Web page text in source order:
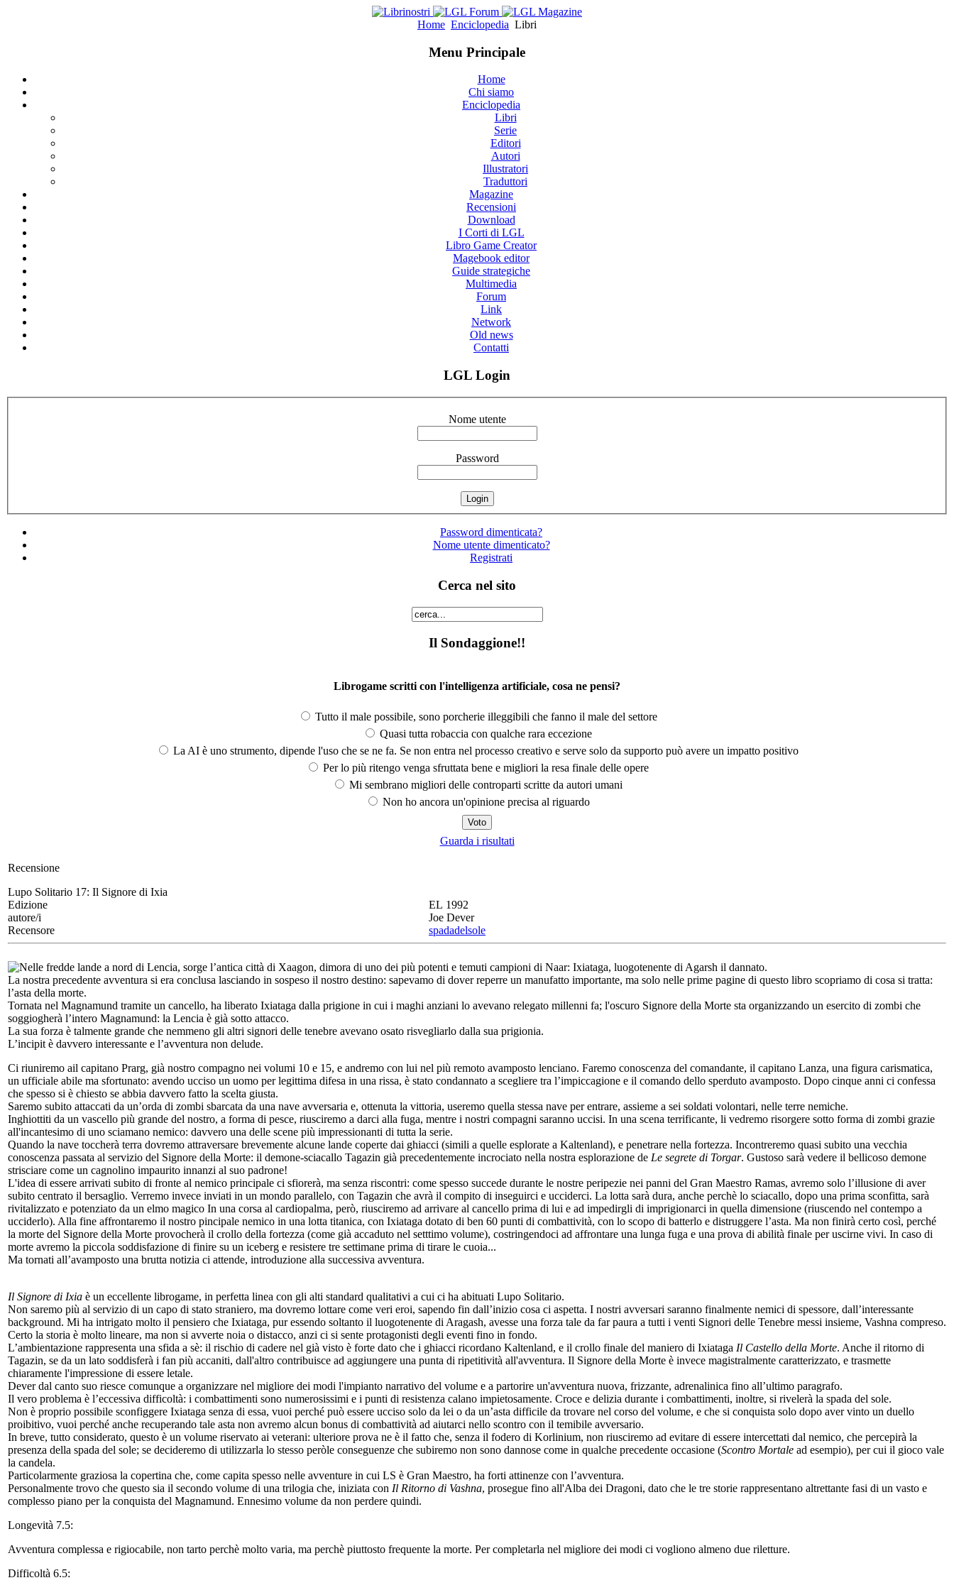
Home Enciclopedia Libri
Menu Principale
Home
Chi siamo
Enciclopedia
Libri
Serie
Editori
Autori
Illustratori
Traduttori
Magazine
Recensioni
Download
I Corti di LGL
Libro Game Creator
Magebook editor
Guide strategiche
Multimedia
Forum
Link
Network
Old news
Contatti
LGL Login
Nome utente
Password
Password dimenticata?
Nome utente dimenticato?
Registrati
Cerca nel sito
Il Sondaggione!!
Librogame scritti con l'intelligenza artificiale, cosa ne pensi?
Tutto il male possibile, sono porcherie illeggibili che fanno il male del settore
Quasi tutta robaccia con qualche rara eccezione
La AI è uno strumento, dipende l'uso che se ne fa. Se non entra nel processo creativo e serve solo da supporto può avere un impatto positivo
Per lo più ritengo venga sfruttata bene e migliori la resa finale delle opere
Mi sembrano migliori delle controparti scritte da autori umani
Non ho ancora un'opinione precisa al riguardo
Guarda i risultati
Recensione
Lupo Solitario 17: Il Signore di Ixia
Edizione
EL 1992
autore/i
Joe Dever
Recensore
spadadelsole
Nelle fredde lande a nord di Lencia, sorge l’antica città di Xaagon, dimora di uno dei più potenti e temuti campioni di Naar: Ixiataga, luogotenente di Agarsh il dannato.
La nostra precedente avventura si era conclusa lasciando in sospeso il nostro destino: sapevamo di dover reperre un manufatto importante, ma solo nelle prime pagine di questo libro scopriamo di cosa si tratta:
l’asta della morte.
Tornata nel Magnamund tramite un cancello, ha liberato Ixiataga dalla prigione in cui i maghi anziani lo avevano relegato millenni fa; l'oscuro Signore della Morte sta organizzando un esercito di zombi che
soggiogherà l’intero Magnamund: la Lencia è già sotto attacco.
La sua forza è talmente grande che nemmeno gli altri signori delle tenebre avevano osato risvegliarlo dalla sua prigionia.
L’incipit è davvero interessante e l’avventura non delude.
Ci riuniremo ail capitano Prarg, già nostro compagno nei volumi 10 e 15, e andremo con lui nel più remoto avamposto lenciano. Faremo conoscenza del comandante, il capitano Lanza, una figura carismatica,
un ufficiale abile ma sfortunato: avendo ucciso un uomo per legittima difesa in una rissa, è stato condannato a scegliere tra l’impiccagione e il comando dello sperduto avamposto. Dopo cinque anni ci confessa
che spesso si è chiesto se abbia davvero fatto la scelta giusta.
Saremo subito attaccati da un’orda di zombi sbarcata da una nave avversaria e, ottenuta la vittoria, useremo quella stessa nave per entrare, assieme a sei soldati volontari, nelle terre nemiche.
Inghiottiti da un vascello più grande del nostro, a forma di pesce, riusciremo a darci alla fuga, mentre i nostri compagni saranno uccisi. In una scena terrificante, li vedremo risorgere sotto forma di zombi grazie
all'incantesimo di uno sciamano nemico: davvero una delle scene più impressionanti di tutta la serie.
Quando la nave toccherà terra dovremo attraversare brevemente alcune lande coperte dai ghiacci (simili a quelle esplorate a Kaltenland), e penetrare nella fortezza. Incontreremo quasi subito una vecchia
conoscenza passata al servizio del Signore della Morte: il demone-sciacallo Tagazin già precedentemente incrociato nella nostra esplorazione de Le segrete di Torgar. Gustoso sarà vedere il bellicoso demone
strisciare come un cagnolino impaurito innanzi al suo padrone!
L'idea di essere arrivati subito di fronte al nemico principale ci sfiorerà, ma senza riscontri: come spesso succede durante le nostre peripezie nei panni del Gran Maestro Ramas, avremo solo l’illusione di aver
subito centrato il bersaglio. Verremo invece inviati in un mondo parallelo, con Tagazin che avrà il compito di inseguirci e ucciderci. La lotta sarà dura, anche perchè lo sciacallo, dopo una prima sconfitta, sarà
rivitalizzato e potenziato da un elmo magico In una corsa al cardiopalma, però, riusciremo ad arrivare al cancello prima di lui e ad impedirgli di imprigionarci in quella dimensione (riuscendo nel contempo a
ucciderlo). Alla fine affrontaremo il nostro pincipale nemico in una lotta titanica, con Ixiataga dotato di ben 60 punti di combattività, con lo scopo di batterlo e distruggere l’asta. Ma non finirà certo così, perché
la morte del Signore della Morte provocherà il crollo della fortezza (come già accaduto nel setttimo volume), costringendoci ad affrontare una lunga fuga e una prova di abilità finale per uscirne vivi. In caso di
morte avremo la piccola soddisfazione di finire su un iceberg e resistere tre settimane prima di tirare le cuoia...
Ma tornati all’avamposto una brutta notizia ci attende, introduzione alla successiva avventura.
Il Signore di Ixia è un eccellente librogame, in perfetta linea con gli alti standard qualitativi a cui ci ha abituati Lupo Solitario.
Non saremo più al servizio di un capo di stato straniero, ma dovremo lottare come veri eroi, sapendo fin dall’inizio cosa ci aspetta. I nostri avversari saranno finalmente nemici di spessore, dall’interessante
background. Mi ha intrigato molto il pensiero che Ixiataga, pur essendo soltanto il luogotenente di Aragash, avesse una forza tale da far paura a tutti i venti Signori delle Tenebre messi insieme, Vashna compreso.
Certo la storia è molto lineare, ma non si avverte noia o distacco, anzi ci si sente protagonisti degli eventi fino in fondo.
L’ambientazione rappresenta una sfida a sè: il rischio di cadere nel già visto è forte dato che i ghiacci ricordano Kaltenland, e il crollo finale del maniero di Ixiataga Il Castello della Morte. Anche il ritorno di
Tagazin, se da un lato soddisferà i fan più accaniti, dall'altro contribuisce ad aggiungere una punta di ripetitività all'avventura. Il Signore della Morte è invece magistralmente caratterizzato, e trasmette
chiaramente l'impressione di essere letale.
Dever dal canto suo riesce comunque a organizzare nel migliore dei modi l'impianto narrativo del volume e a partorire un'avventura nuova, frizzante, adrenalinica fino all’ultimo paragrafo.
Il vero problema è l’eccessiva difficoltà: i combattimenti sono numerosissimi e i punti di resistenza calano impietosamente. Croce e delizia durante i combattimenti, inoltre, si rivelerà la spada del sole.
Non è proprio possibile sconfiggere Ixiataga senza di essa, vuoi perché può essere ucciso solo da lei o da un’asta difficile da trovare nel corso del volume, e che si conquista solo dopo aver vinto un duello
proibitivo, vuoi perché anche recuperando tale asta non avremo alcun bonus di combattività ad aiutarci nello scontro con il temibile avversario.
In breve, tutto considerato, questo è un volume riservato ai veterani: ulteriore prova ne è il fatto che, senza il fodero di Korlinium, non riusciremo ad evitare di essere intercettati dal nemico, che percepirà la
presenza della spada del sole; se decideremo di utilizzarla lo stesso peròle conseguenze che subiremo non sono dannose come in qualche precedente occasione (Scontro Mortale ad esempio), per cui il gioco vale
la candela.
Particolarmente graziosa la copertina che, come capita spesso nelle avventure in cui LS è Gran Maestro, ha forti attinenze con l’avventura.
Personalmente trovo che questo sia il secondo volume di una trilogia che, iniziata con Il Ritorno di Vashna, prosegue fino all'Alba dei Dragoni, dato che le tre storie rappresentano altrettante fasi di un vasto e
complesso piano per la conquista del Magnamund. Ennesimo volume da non perdere quindi.
Longevità 7.5:
Avventura complessa e rigiocabile, non tarto perchè molto varia, ma perchè piuttosto frequente la morte. Per completarla nel migliore dei modi ci vogliono almeno due riletture.
Difficoltà 6.5: